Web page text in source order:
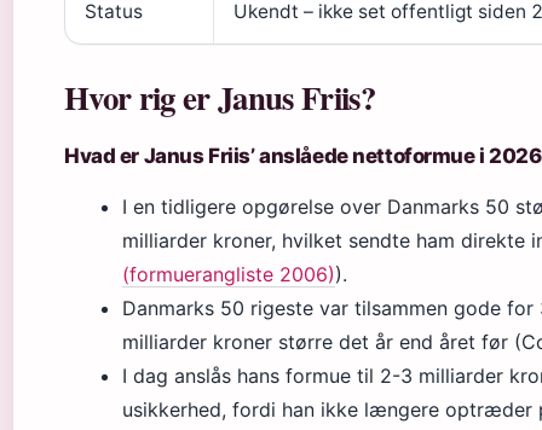
Status Ukendt – ikke set offentligt siden
Hvor rig er Janus Friis?
Hvad er Janus Friis’ anslåede nettoformue i
I en tidligere opgørelse over Danmarks 50
milliarder kroner, hvilket sendte ham direkte
(formuerangliste 2006)).
Danmarks 50 rigeste var tilsammen gode
milliarder kroner større det år end året før
I dag anslås hans formue til 2-3 milliarder
usikkerhed, fordi han ikke længere optræder